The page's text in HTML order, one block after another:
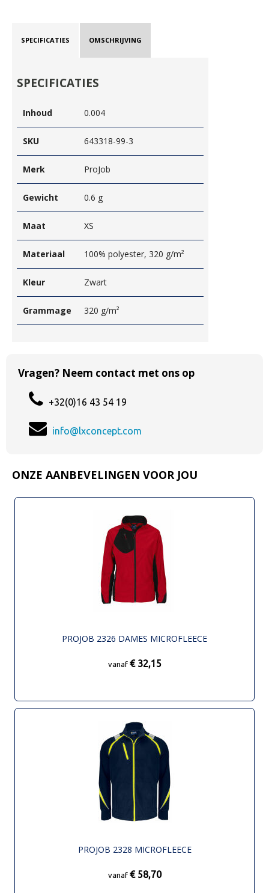
SPECIFICATIES OMSCHRIJVING
SPECIFICATIES
Inhoud 0.004
SKU 643318-99-3
Merk ProJob
Gewicht 0.6 g
Maat XS
Materiaal 100% polyester, 320 g/m²
Kleur Zwart
Grammage 320 g/m²
Vragen? Neem contact met ons op
+32(0)16 43 54 19
info@lxconcept.com
ONZE AANBEVELINGEN VOOR JOU
PROJOB 2326 DAMES MICROFLEECE
vanaf € 32,15
PROJOB 2328 MICROFLEECE
vanaf € 58,70